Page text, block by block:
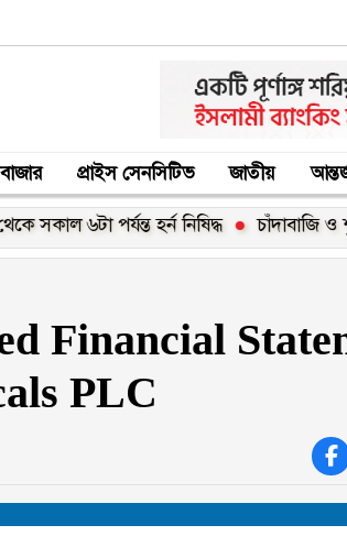
প্রাইস সেনসিটিভ জাতীয়
৬টা পর্যন্ত হর্ন নিষিদ্ধ চাঁদাবাজি ও
Financial
PLC